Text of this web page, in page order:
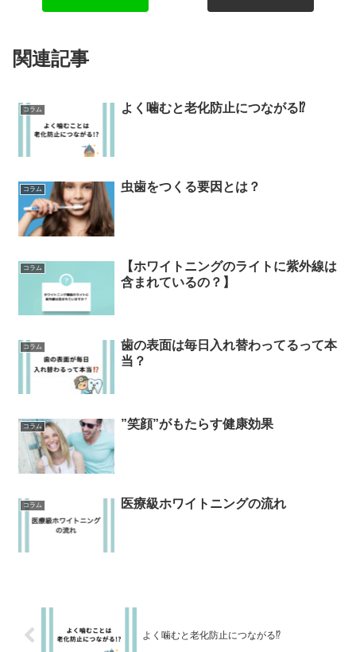
関連記事
コラム よく噛むと老化防止につながる⁉︎
コラム 虫歯をつくる要因とは？
コラム
【ホワイトニングのライトに紫外線は
含まれているの？】
コラム
歯の表面は毎日入れ替わってるって本
当？
コラム ”笑顔”がもたらす健康効果
コラム 医療級ホワイトニングの流れ
よく噛むと老化防止につながる⁉︎